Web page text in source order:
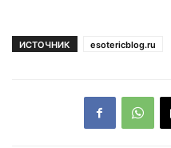
ИСТОЧНИК esotericblog.ru